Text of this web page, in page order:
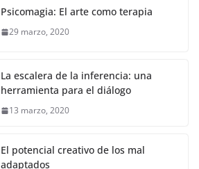
Psicomagia: El arte como terapia
29 marzo, 2020
La escalera de la inferencia: una
herramienta para el diálogo
13 marzo, 2020
El potencial creativo de los mal
adaptados